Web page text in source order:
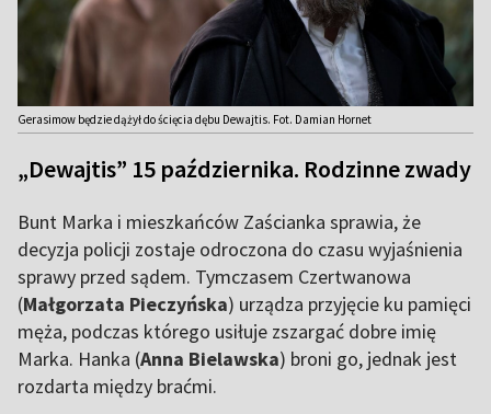
Gerasimow będzie dążył do ścięcia dębu Dewajtis. Fot. Damian Hornet
„Dewajtis” 15 października. Rodzinne zwady
Bunt Marka i mieszkańców Zaścianka sprawia, że
decyzja policji zostaje odroczona do czasu wyjaśnienia
sprawy przed sądem. Tymczasem Czertwanowa
(Małgorzata Pieczyńska) urządza przyjęcie ku pamięci
męża, podczas którego usiłuje zszargać dobre imię
Marka. Hanka (Anna Bielawska) broni go, jednak jest
rozdarta między braćmi.